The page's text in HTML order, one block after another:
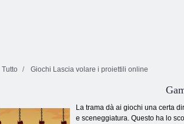
Tutto Giochi Lascia volare i proiettili online
La trama dà ai giochi una certa
e sceneggiatura. Questo ha lo